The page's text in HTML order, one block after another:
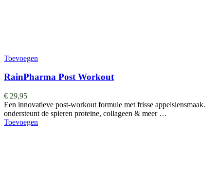
Toevoegen
RainPharma Post Workout
€ 29,95
Een innovatieve post-workout formule met frisse appelsiensmaak.
ondersteunt de spieren proteine, collageen & meer …
Toevoegen